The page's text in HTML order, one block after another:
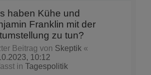
haben Kühe und
Franklin mit der
zu tun?
Beitrag von Skeptik «
10:12
in Tagespolitik